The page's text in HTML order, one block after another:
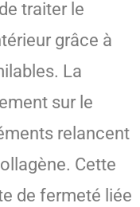
traiter le
grâce à
La
sur le
relancent
Cette
de fermeté liée